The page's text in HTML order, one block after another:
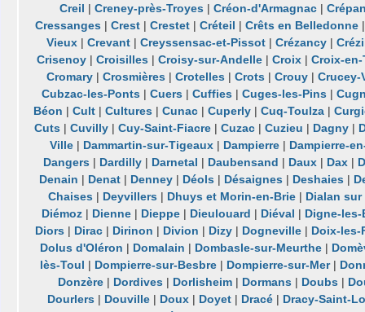
Creil | Creney-près-Troyes| Créon-d'Armagnac|
Cressanges| Crest| Crestet| Créteil | Crêts en Belledonne
Vieux |Crevant |Creyssensac-et-Pissot |Crézancy |
Crisenoy| Croisilles| Croisy-sur-Andelle| Croix| Croix-
Cromary |Crosmières |Crotelles |Crots |Crouy |Crucey-
Cubzac-les-Ponts |Cuers |Cuffies |Cuges-les-Pins |
Béon | Cult| Cultures| Cunac| Cuperly| Cuq-Toulza|
Cuts |Cuvilly |Cuy-Saint-Fiacre |Cuzac |Cuzieu | Dagny |
Ville| Dammartin-sur-Tigeaux| Dampierre| Dampierre-
Dangers | Dardilly | Darnetal | Daubensand | Daux | Dax |
Denain | Denat| Denney| Déols| Désaignes| Deshaies|
Chaises | Deyvillers | Dhuys et Morin-en-Brie | Dialan sur
Diémoz | Dienne | Dieppe | Dieulouard | Diéval | Digne-
Diors | Dirac | Dirinon | Divion | Dizy | Dogneville | Doix-les-
Dolus d'Oléron | Domalain | Dombasle-sur-Meurthe|
lès-Toul | Dompierre-sur-Besbre | Dompierre-sur-Mer|
Donzère| Dordives| Dorlisheim| Dormans| Doubs|
Dourlers | Douville | Doux | Doyet | Dracé | Dracy-Saint-